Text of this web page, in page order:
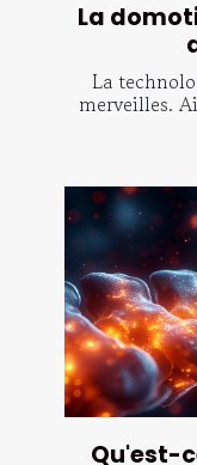
La
La
merveilles.
Qu'est-